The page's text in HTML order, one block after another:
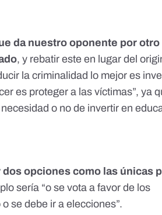
da nuestro oponente por otro
, y rebatir este en lugar del
la criminalidad lo mejor es
es proteger a las víctimas”, ya
o no de invertir en
opciones como las únicas
sería “o se vota a favor de los
se debe ir a elecciones”.